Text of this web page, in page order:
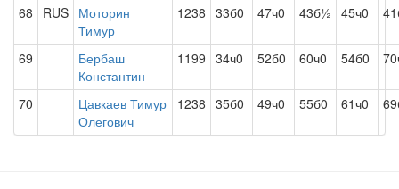
68 RUS Моторин
Тимур
1238 33б0 47ч0 43б½ 45ч0
69
Бербаш
Константин
1199 34ч0 52б0 60ч0 54б0
70
Цавкаев Тимур
Олегович
1238 35б0 49ч0 55б0 61ч0